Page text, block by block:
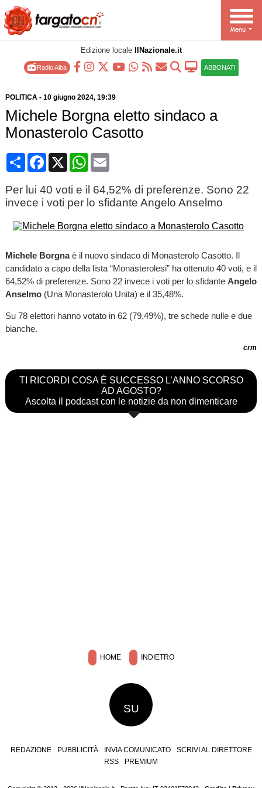
Edizione locale IlNazionale.it
Radio Alba ABBONATI
POLITICA- 10 giugno 2024, 19:39
Michele Borgna eletto sindaco a
Monasterolo Casotto
CondividiFacebook
X WhatsApp
Email
Per lui 40 voti e il 64,52% di preferenze. Sono 22
invece i voti per lo sfidante Angelo Anselmo
Michele Borgnaè il nuovo sindaco di Monasterolo Casotto. Il
candidato a capo della lista “Monasterolesi” ha ottenuto 40 voti, e il
64,52% di preferenze. Sono 22 invece i voti per lo sfidante Angelo
Anselmo(Una Monasterolo Unita) e il 35,48%.
Su 78 elettori hanno votato in 62 (79,49%), tre schede nulle e due
bianche.
crm
TI RICORDI COSA È SUCCESSO L’ANNO SCORSO
AD AGOSTO?
Ascolta il podcast con le notizie da non dimenticare
HOME INDIETRO
SU
REDAZIONE PUBBLICITÀ INVIA COMUNICATO
SCRIVI AL DIRETTORE
RSS
PREMIUM